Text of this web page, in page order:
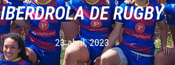
IBERDROLA DE RUGBY
23 abril, 2023